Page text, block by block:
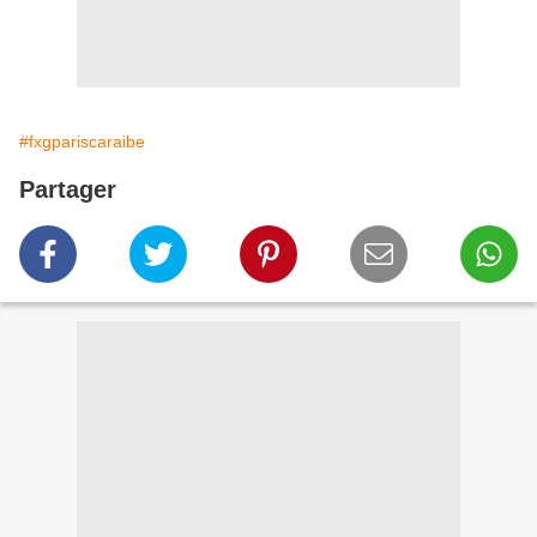
#fxgpariscaraibe
Partager